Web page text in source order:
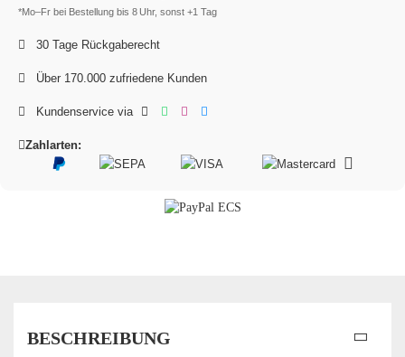
*Mo–Fr bei Bestellung bis 8 Uhr, sonst +1 Tag
30 Tage Rückgaberecht
Über 170.000 zufriedene Kunden
Kundenservice via
Zahlarten:
BESCHREIBUNG